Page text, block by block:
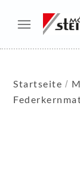
Startseite